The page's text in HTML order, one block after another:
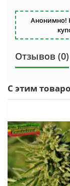
Анонимно!
Отзывов (0)
С этим